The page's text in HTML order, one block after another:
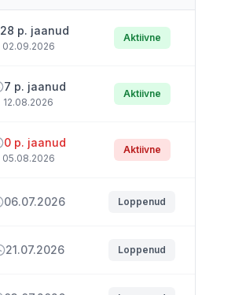
28 p. jaanud
02.09.2026
Aktiivne
7 p. jaanud
12.08.2026
Aktiivne
0 p. jaanud
05.08.2026
Aktiivne
06.07.2026 Loppenud
21.07.2026 Loppenud